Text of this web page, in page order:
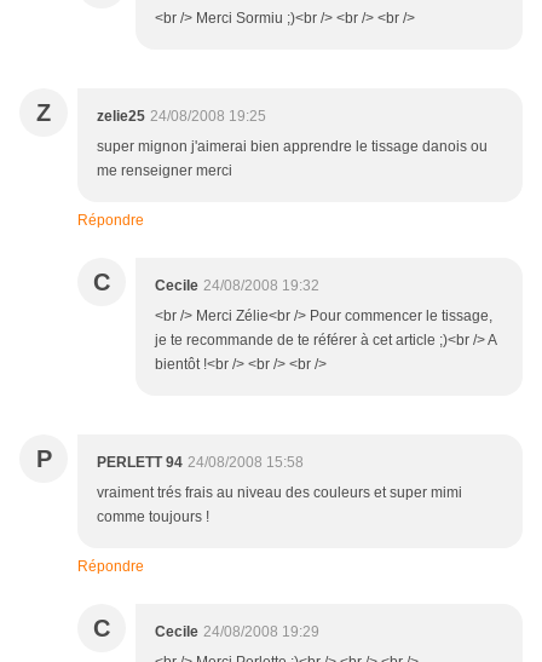
<br /> Merci Sormiu ;)<br /> <br /> <br />
Z zelie25 24/08/2008 19:25
super mignon j'aimerai bien apprendre le tissage danois ou
me renseigner merci
Répondre
C Cecile 24/08/2008 19:32
<br /> Merci Zélie<br /> Pour commencer le tissage,
je te recommande de te référer à cet article ;)<br /> A
bientôt !<br /> <br /> <br />
P PERLETT 94 24/08/2008 15:58
vraiment trés frais au niveau des couleurs et super mimi
comme toujours !
Répondre
C Cecile 24/08/2008 19:29